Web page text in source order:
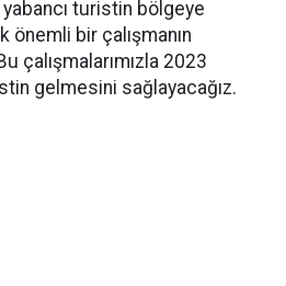
turistin bölgeye
bir çalışmanın
çalışmalarımızla 2023
gelmesini sağlayacağız.